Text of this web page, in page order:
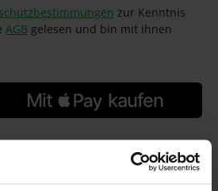
zur Kenntnis
AGB gelesen und bin mit ihnen